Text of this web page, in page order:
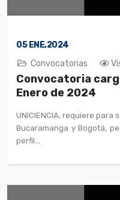
05ENE,2024
Convocatorias
Convocatoria
Enero de 2024
UNICIENCIA, requiere
Bucaramanga y Bogotá,
perfil...